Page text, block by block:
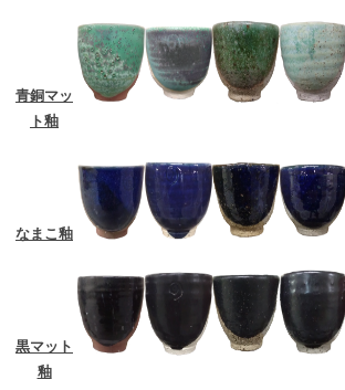
青銅マッ
ト釉
なまこ釉
黒マット
釉